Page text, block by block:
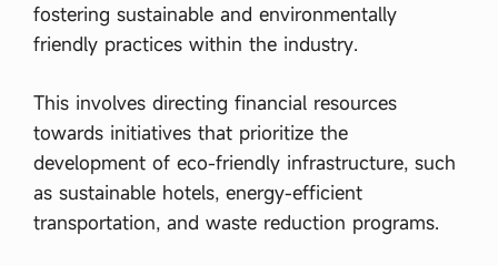
fostering sustainable and environmentally
friendly practices within the industry.
This involves directing financial resources
towards initiatives that prioritize the
development of eco-friendly infrastructure, such
as sustainable hotels, energy-efficient
transportation, and waste reduction programs.